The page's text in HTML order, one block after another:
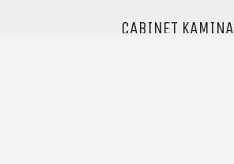
CABINET KAMINA